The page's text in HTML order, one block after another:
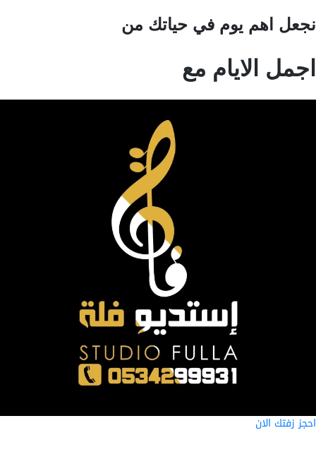
اهم يوم في حياتك من
الايام مع
زفتك الان